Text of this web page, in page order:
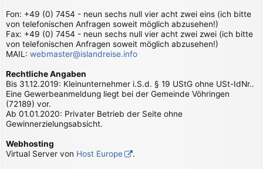
Fon: +49 (0) 7454 - neun sechs null vier acht zwei eins (ich bitte
von telefonischen Anfragen soweit möglich abzusehen!)
Fax: +49 (0) 7454 - neun sechs null vier acht zwei zwei (ich bitte
von telefonischen Anfragen soweit möglich abzusehen!)
MAIL: webmaster@islandreise.info
Rechtliche Angaben
Bis 31.12.2019: Kleinunternehmer i.S.d. § 19 UStG ohne USt-IdNr..
Eine Gewerbeanmeldung liegt bei der Gemeinde Vöhringen
(72189) vor.
Ab 01.01.2020: Privater Betrieb der Seite ohne
Gewinnerzielungsabsicht.
Webhosting
Virtual Server von Host Europe .